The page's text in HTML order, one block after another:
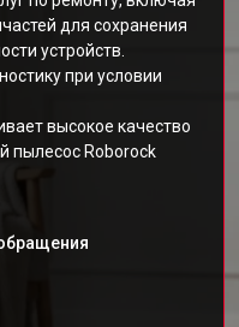
для сохранения
устройств.
при условии
высокое качество
пылесос Roborock